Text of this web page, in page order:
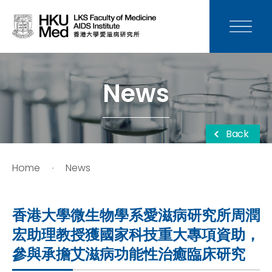
News
Home News
Back
香港大學微生物學系愛滋病研究所周潤
宏助理教授獲國家科技重大專項資助，
參與承擔艾滋病功能性治癒臨床研究
News
Media
Donation
Careers
Teaching
Service